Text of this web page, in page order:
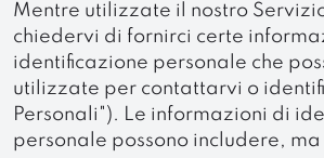
Mentre utilizzate il nostro
chiedervi di fornirci certe
identificazione personale che
utilizzate per contattarvi o
Personali"). Le informazioni di
personale possono includere,